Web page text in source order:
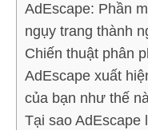
AdEscape: Phần
ngụy trang thành
Chiến thuật phân
AdEscape xuất
của bạn như thế
Tại sao AdEscape